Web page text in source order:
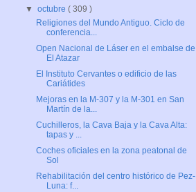
▼octubre( 309 )
Religiones del Mundo Antiguo. Ciclo de
conferencia...
Open Nacional de Láser en el embalse de
El Atazar
El Instituto Cervantes o edificio de las
Cariátides
Mejoras en la M-307 y la M-301 en San
Martín de la...
Cuchilleros, la Cava Baja y la Cava Alta:
tapas y ...
Coches oficiales en la zona peatonal de
Sol
Rehabilitación del centro histórico de Pez-
Luna: f...